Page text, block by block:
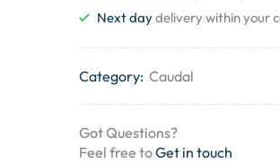
Next daydelivery within your
Category: Caudal
Got Questions?
Feel free toGet in touch